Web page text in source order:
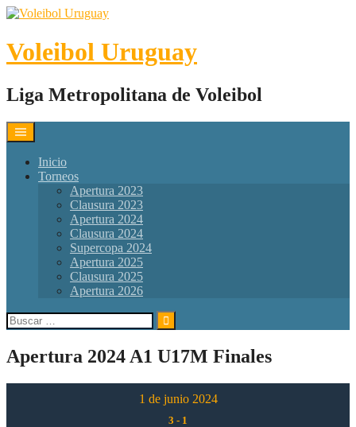
Skip
content
Voleibol Uruguay
Liga Metropolitana de Voleibol
Inicio
Torneos
Apertura 2023
Clausura 2023
Apertura 2024
Clausura 2024
Supercopa 2024
Apertura 2025
Clausura 2025
Apertura 2026
Buscar:
Apertura 2024 A1 U17M Finales
1 de junio 2024
3 - 1